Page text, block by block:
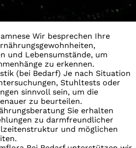
Wir besprechen Ihre
und Lebensumstände, um
zu erkennen.
(bei Bedarf) Je nach Situation
Stuhltests oder
sinnvoll sein, um die
zu beurteilen.
Sie erhalten
zu darmfreundlicher
und möglichen